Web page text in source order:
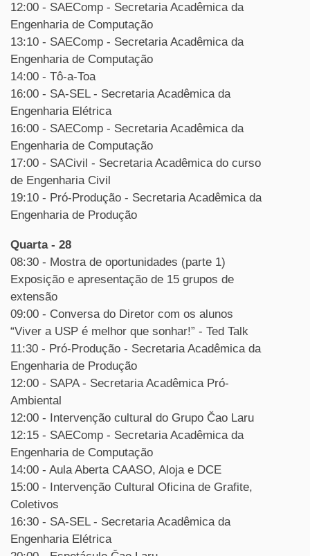
12:00 - SAEComp - Secretaria Acadêmica da
Engenharia de Computação
13:10 - SAEComp - Secretaria Acadêmica da
Engenharia de Computação
14:00 - Tô-a-Toa
16:00 - SA-SEL - Secretaria Acadêmica da
Engenharia Elétrica
16:00 - SAEComp - Secretaria Acadêmica da
Engenharia de Computação
17:00 - SACivil - Secretaria Acadêmica do curso
de Engenharia Civil
19:10 - Pró-Produção - Secretaria Acadêmica da
Engenharia de Produção
Quarta - 28
08:30 - Mostra de oportunidades (parte 1)
Exposição e apresentação de 15 grupos de
extensão
09:00 - Conversa do Diretor com os alunos
“Viver a USP é melhor que sonhar!” - Ted Talk
11:30 - Pró-Produção - Secretaria Acadêmica da
Engenharia de Produção
12:00 - SAPA - Secretaria Acadêmica Pró-
Ambiental
12:00 - Intervenção cultural do Grupo Čao Laru
12:15 - SAEComp - Secretaria Acadêmica da
Engenharia de Computação
14:00 - Aula Aberta CAASO, Aloja e DCE
15:00 - Intervenção Cultural Oficina de Grafite,
Coletivos
16:30 - SA-SEL - Secretaria Acadêmica da
Engenharia Elétrica